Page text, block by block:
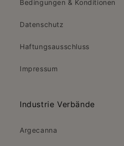
Bedingungen & Konditionen
Datenschutz
Haftungsausschluss
Impressum
Industrie Verbände
Argecanna